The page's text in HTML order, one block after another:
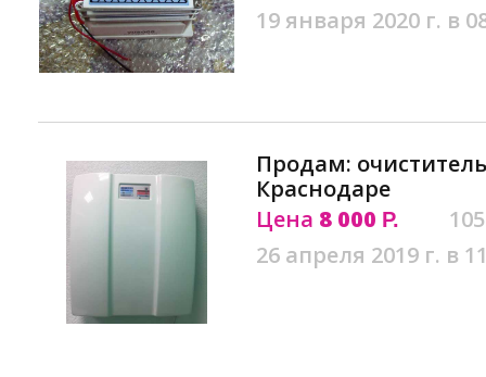
19 января 2020 г. в
Продам:
Краснодаре
Цена 8 000 Р.
26 апреля 2019 г. в